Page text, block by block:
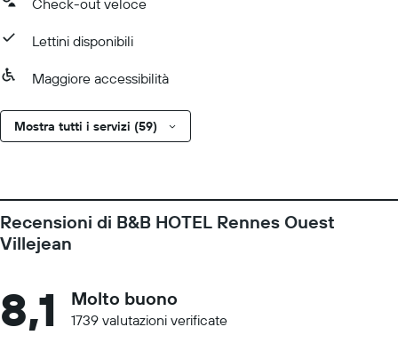
Check-out veloce
Lettini disponibili
Maggiore accessibilità
Mostra tutti i servizi (59)
Recensioni di B&B HOTEL Rennes Ouest
Villejean
8,1 Molto buono
1739 valutazioni verificate